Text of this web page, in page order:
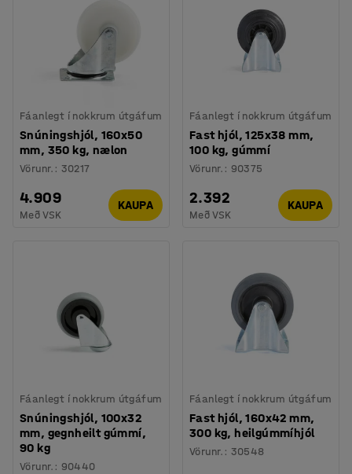
Fáanlegt í nokkrum útgáfum
Snúningshjól, 160x50
mm, 350 kg, nælon
Vörunr. : 30217
4.909
Með VSK
KAUPA
Fáanlegt í nokkrum útgáfum
Fast hjól, 125x38 mm,
100 kg, gúmmí
Vörunr. : 90375
2.392
Með VSK
KAUPA
Fáanlegt í nokkrum útgáfum
Snúningshjól, 100x32
mm, gegnheilt gúmmí,
90 kg
Vörunr. : 90440
Fáanlegt í nokkrum útgáfum
Fast hjól, 160x42 mm,
300 kg, heilgúmmíhjól
Vörunr. : 30548